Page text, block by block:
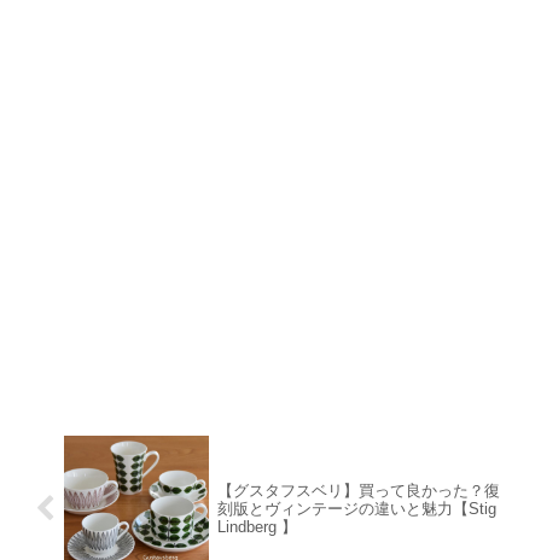
【グスタフスベリ】買って良かった？復
刻版とヴィンテージの違いと魅力【Stig
Lindberg 】